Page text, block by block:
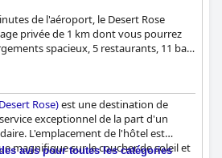
de l'aéroport, le Desert Rose
privée de 1 km dont vous pourrez
spacieux, 5 restaurants, 11 bars
Rose)est une destination de
exceptionnel de la part d'un
L'emplacement de l'hôtel est
magnifique sur le coucher de soleil et
avis pour toutes les catégories